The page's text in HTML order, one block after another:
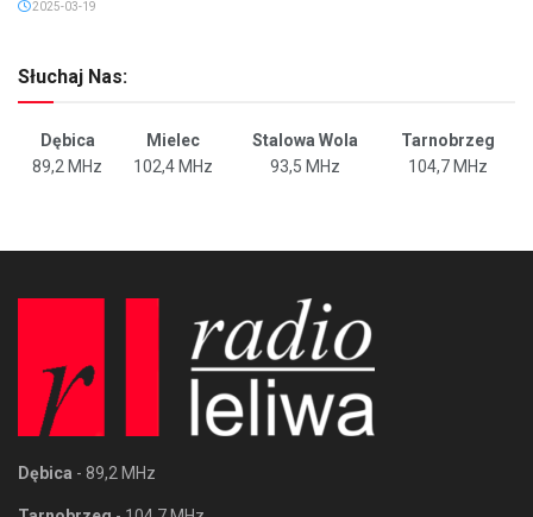
2025-03-19
Słuchaj Nas:
Dębica Mielec Stalowa Wola
Tarnobrzeg
89,2 MHz
102,4 MHz 93,5 MHz 104,7 MHz
Dębica - 89,2 MHz